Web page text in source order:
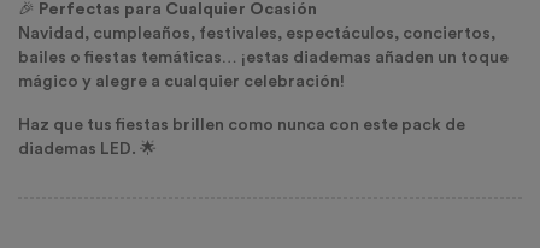
🎉 Perfectas para Cualquier Ocasión
Navidad, cumpleaños, festivales, espectáculos, conciertos,
bailes o fiestas temáticas… ¡estas diademas añaden un toque
mágico y alegre a cualquier celebración!
Haz que tus fiestas brillen como nunca con este pack de
diademas LED. 🌟